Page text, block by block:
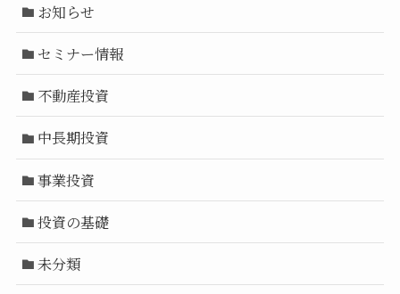
お知らせ
セミナー情報
不動産投資
中長期投資
事業投資
投資の基礎
未分類